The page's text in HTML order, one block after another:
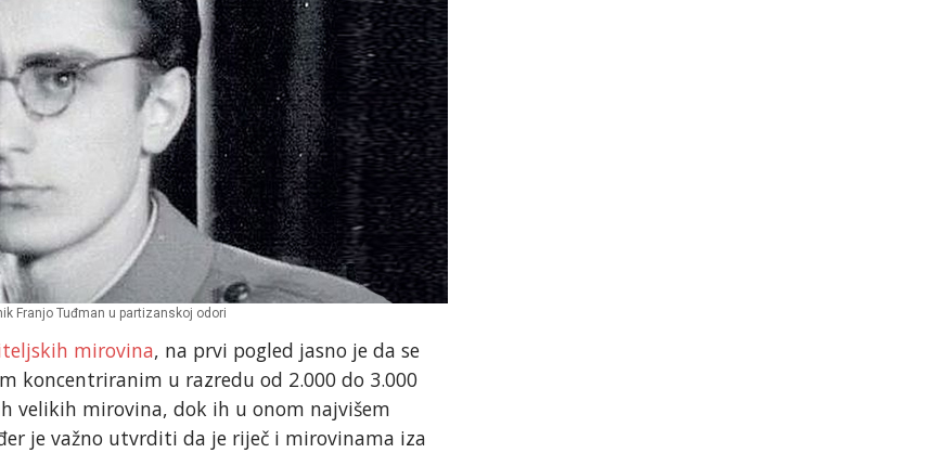
Franjo Tuđman u partizanskoj odori
mirovina, na prvi pogled jasno je da se
koncentriranim u razredu od 2.000 do 3.000
velikih mirovina, dok ih u onom najvišem
je važno utvrditi da je riječ i mirovinama iza